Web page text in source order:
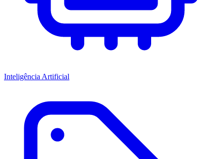
Inteligência Artificial